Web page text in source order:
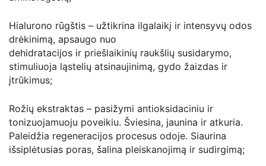
Hialurono rūgštis – užtikrina ilgalaikį ir intensyvų odos
drėkinimą, apsaugo nuo
dehidratacijos ir priešlaikinių raukšlių susidarymo,
stimuliuoja ląstelių atsinaujinimą, gydo žaizdas ir
įtrūkimus;
Rožių ekstraktas – pasižymi antioksidaciniu ir
tonizuojamuoju poveikiu. Šviesina, jaunina ir atkuria.
Paleidžia regeneracijos procesus odoje. Siaurina
išsiplėtusias poras, šalina pleiskanojimą ir sudirgimą;